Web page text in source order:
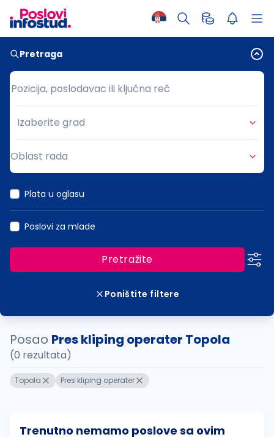
Pretraga
Pozicija, poslodavac ili ključna reč
Pozicija, poslodavac ili ključna reč
Grad
Izaberite grad
Oblast rada
Plata u oglasu
Poslovi za mlade
Pretražite
Poništite filtere
Posao Pres kliping operater Topola
(0 rezultata)
Topola Pres kliping operater
Trenutno nemamo poslove sa ovim